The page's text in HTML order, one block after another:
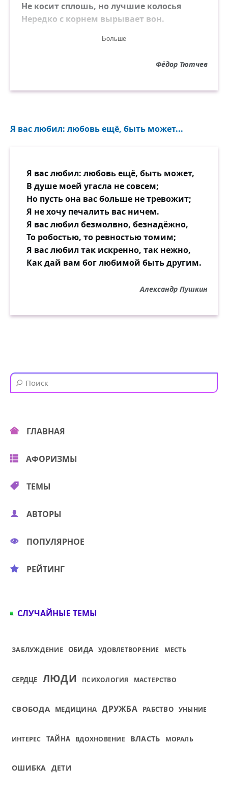
Не косит сплошь, но лучшие колосья
Нередко с корнем вырывает вон.
И горе ей — увы, двойное горе, —
Вступающей с решимостью во взоре,
Бестрепетно, в каком-то обаянье
Личиною чела не прикрывает,
И не даёт принизиться челу,
И с кудрей молодых, как пыль, свевает
Угрозы, брань и страстную хулу, —
Да, горе ей — и чем простосердечней,
Тем кажется виновнее она...
Таков уж свет: он там бесчеловечней,
Больше
Фёдор Тютчев
Я вас любил: любовь ещё, быть может...
Я вас любил: любовь ещё, быть может,
В душе моей угасла не совсем;
Но пусть она вас больше не тревожит;
Я не хочу печалить вас ничем.
Я вас любил безмолвно, безнадёжно,
То робостью, то ревностью томим;
Я вас любил так искренно, так нежно,
Как дай вам бог любимой быть другим.
Александр Пушкин
ГЛАВНАЯ
АФОРИЗМЫ
ТЕМЫ
АВТОРЫ
ПОПУЛЯРНОЕ
РЕЙТИНГ
СЛУЧАЙНЫЕ ТЕМЫ
ЗАБЛУЖДЕНИЕ ОБИДА УДОВЛЕТВОРЕНИЕ МЕСТЬ
СЕРДЦЕ ЛЮДИ ПСИХОЛОГИЯ МАСТЕРСТВО
СВОБОДА МЕДИЦИНА ДРУЖБА РАБСТВО УНЫНИЕ
ИНТЕРЕС ТАЙНА ВДОХНОВЕНИЕ ВЛАСТЬ МОРАЛЬ
ОШИБКА ДЕТИ